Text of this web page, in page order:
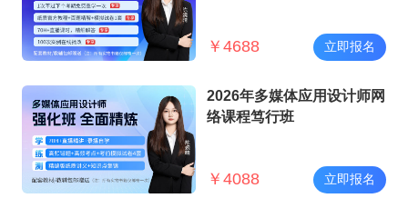
￥ 4688 立即报名
2026年多媒体应用设计师网
络课程笃行班
￥ 4088 立即报名